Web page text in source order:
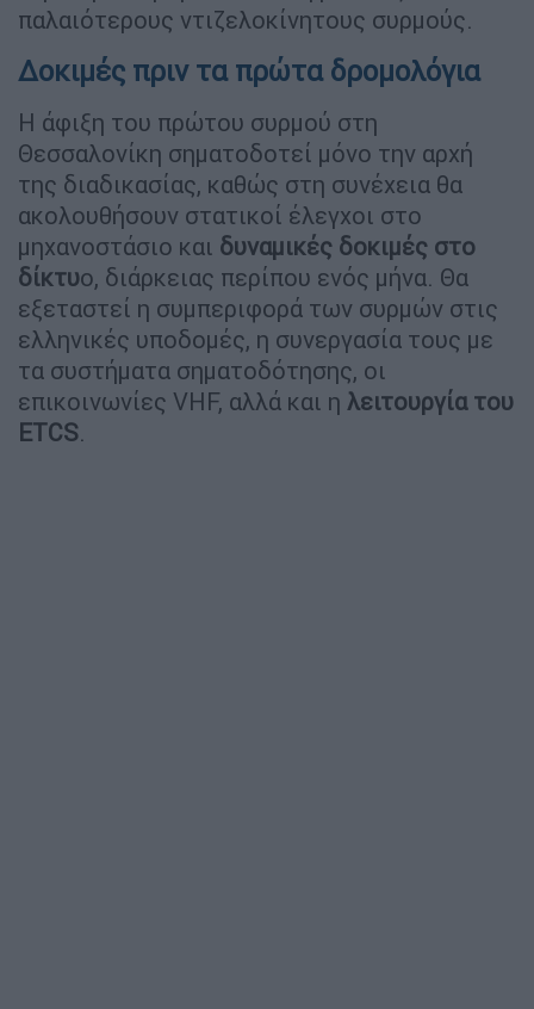
παλαιότερους ντιζελοκίνητους συρμούς.
Δοκιμές πριν τα πρώτα δρομολόγια
Η άφιξη του πρώτου συρμού στη
Θεσσαλονίκη σηματοδοτεί μόνο την αρχή
της διαδικασίας, καθώς στη συνέχεια θα
ακολουθήσουν στατικοί έλεγχοι στο
μηχανοστάσιο και δυναμικές δοκιμές στο
δίκτυο, διάρκειας περίπου ενός μήνα. Θα
εξεταστεί η συμπεριφορά των συρμών στις
ελληνικές υποδομές, η συνεργασία τους με
τα συστήματα σηματοδότησης, οι
επικοινωνίες VHF, αλλά και η λειτουργία του
ETCS.